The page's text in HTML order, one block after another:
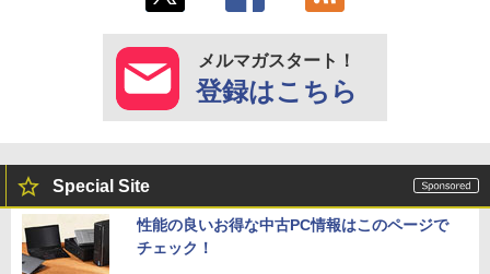
メルマガスタート！
登録はこちら
Special Site
性能の良いお得な中古PC情報はこのページで
チェック！